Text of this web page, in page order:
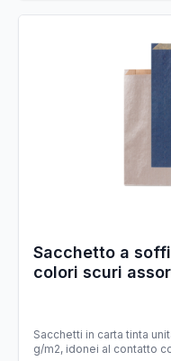
Sacchetto a
colori scuri
Sacchetti in carta tinta
g/m2, idonei al contatto